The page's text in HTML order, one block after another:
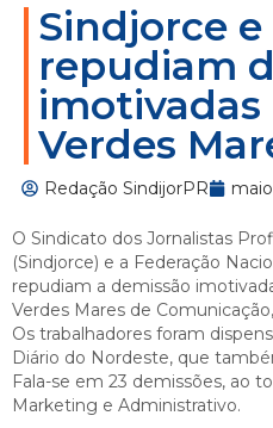
Sindjorce e
repudiam
imotivadas
Verdes
Redação SindijorPR
O Sindicato dos Jornalistas
(Sindjorce) e a Federação
repudiam a demissão
Verdes Mares de
Os trabalhadores foram
Diário do Nordeste, que
Fala-se em 23 demissões, ao
Marketing e Administrativo.